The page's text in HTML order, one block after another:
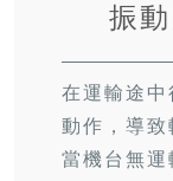
振
在運輸途中
動作，導致
當機台無運